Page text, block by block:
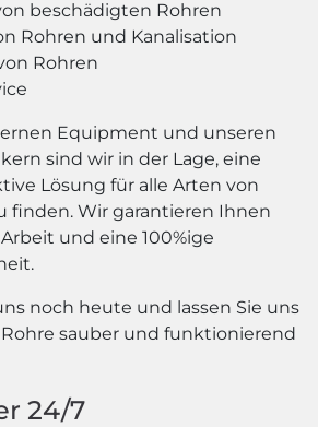
beschädigten Rohren
Rohren und Kanalisation
Rohren
Equipment und unseren
sind wir in der Lage, eine
Lösung für alle Arten von
finden. Wir garantieren Ihnen
und eine 100%ige
noch heute und lassen Sie uns
sauber und funktionierend
24/7